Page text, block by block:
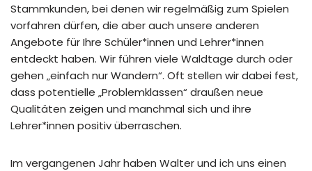
Stammkunden, bei denen wir regelmäßig zum Spielen
vorfahren dürfen, die aber auch unsere anderen
Angebote für Ihre Schüler*innen und Lehrer*innen
entdeckt haben. Wir führen viele Waldtage durch oder
gehen „einfach nur Wandern“. Oft stellen wir dabei fest,
dass potentielle „Problemklassen“ draußen neue
Qualitäten zeigen und manchmal sich und ihre
Lehrer*innen positiv überraschen.
Im vergangenen Jahr haben Walter und ich uns einen